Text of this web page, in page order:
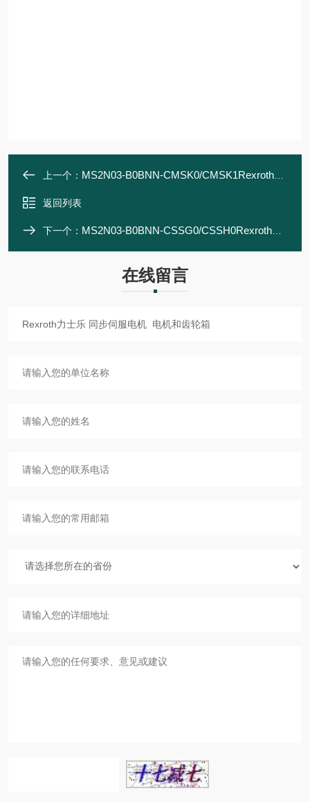
上一个： MS2N03-B0BNN-CMSK0/CMSK1Rexroth力士乐 同步伺服电机 电机和齿轮箱
返回列表
下一个： MS2N03-B0BNN-CSSG0/CSSH0Rexroth力士乐 同步伺服电机 电机和齿轮箱
在线留言